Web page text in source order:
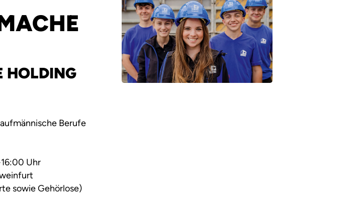
HOLDING
Berufe
Uhr
sowie Gehörlose)